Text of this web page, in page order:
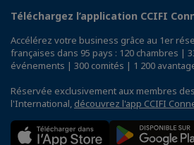
Téléchargez l’application CCIFI
Accélérez votre business grâce au 1er
françaises dans 95 pays : 120 chambres |
événements | 300 comités | 1 200
Réservée exclusivement aux membres
l'International, découvrez l'app CCIFI